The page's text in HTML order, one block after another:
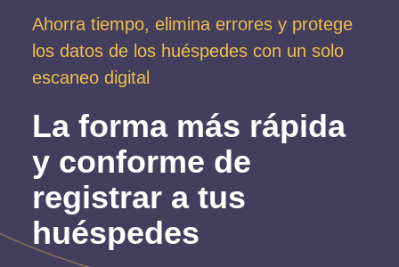
Ahorra tiempo, elimina errores y protege
los datos de los huéspedes con un solo
escaneo digital
La forma más rápida
y conforme de
registrar a tus
huéspedes